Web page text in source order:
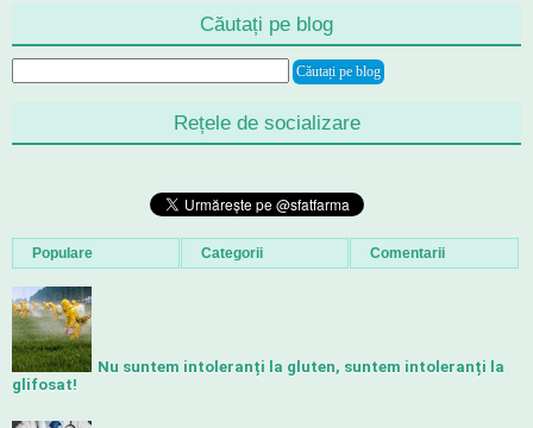
Căutați pe blog
Rețele de socializare
Populare Categorii Comentarii
Nu suntem intoleranți la gluten, suntem intoleranți la
glifosat!